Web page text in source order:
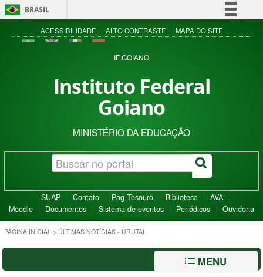
BRASIL
Simplifique!
Acesso à informação
ACESSIBILIDADE ALTO CONTRASTE MAPA DO SITE
IF GOIANO
Instituto Federal
Goiano
MINISTÉRIO DA EDUCAÇÃO
SUAP Contato Pag Tesouro Biblioteca
AVA -
Moodle
Documentos Sistema de eventos Periódicos Ouvidoria
PÁGINA INICIAL > ÚLTIMAS NOTÍCIAS - URUTAI
MENU